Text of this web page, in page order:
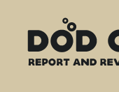
content